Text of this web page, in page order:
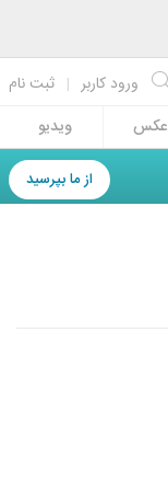
ثبت نام | ورود کاربر
عکس ویدیو
از ما بپرسید